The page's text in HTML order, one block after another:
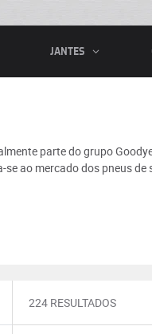
JANTES
parte do grupo
ao mercado dos pneus
224 RESULTADOS